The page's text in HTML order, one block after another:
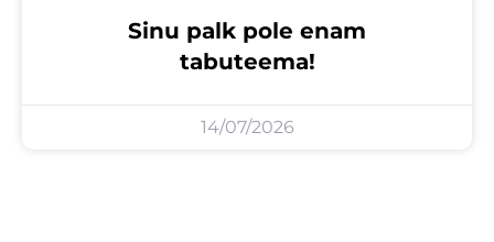
Sinu palk pole enam
tabuteema!
14/07/2026